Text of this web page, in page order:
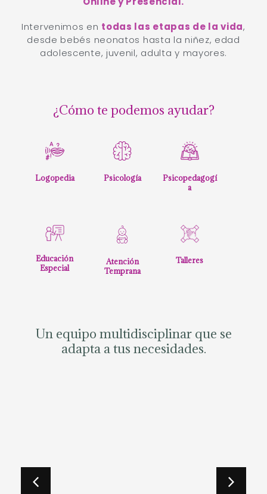
Intervenimos en todas las etapas de la vida,
desde bebés neonatos hasta la niñez, edad
adolescente, juvenil, adulta y mayores.
¿Cómo te podemos ayudar?
Logopedia Psicología
Psicopedagogí
a
Educación
Especial
Atención
Temprana
Talleres
Un equipo multidisciplinar que se
adapta a tus necesidades.